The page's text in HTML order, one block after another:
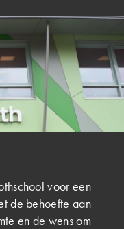
voor een
de behoefte aan
en de wens om